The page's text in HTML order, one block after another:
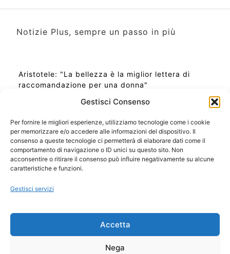
Gestisci Consenso
Per fornire le migliori esperienze, utilizziamo tecnologie come i cookie
per memorizzare e/o accedere alle informazioni del dispositivo. Il
consenso a queste tecnologie ci permetterà di elaborare dati come il
comportamento di navigazione o ID unici su questo sito. Non
acconsentire o ritirare il consenso può influire negativamente su alcune
caratteristiche e funzioni.
Gestisci servizi
Accetta
Nega
Notizie Plus, sempre un passo in più
Aristotele: "La bellezza è la miglior lettera di
raccomandazione per una donna"
Ora Esatta in Italia in questo momento
Ti Senti Strano Ultimamente? Potrebbe Essere per
la Risonanza di Schumann
Come Sapere Se Stai Ascendendo alla Quinta
Copyright 2026 NotiziePlus.com